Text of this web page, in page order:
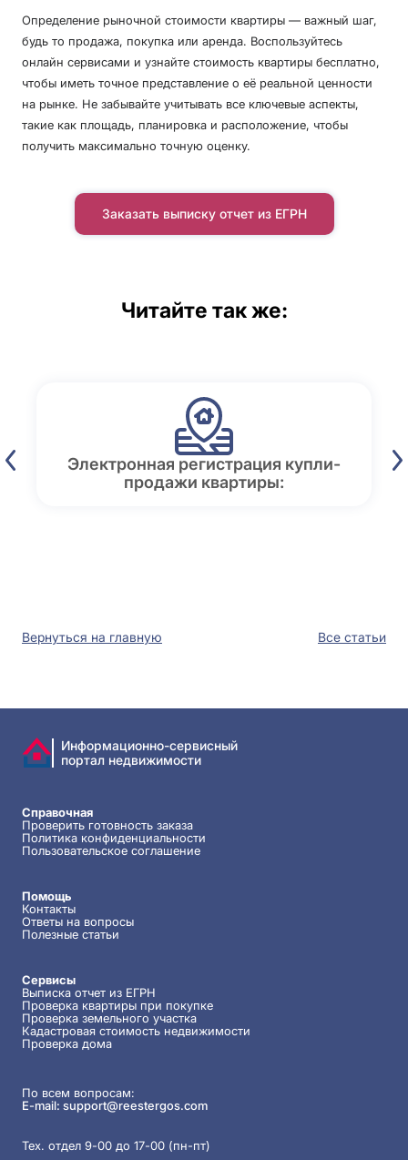
Определение рыночной стоимости квартиры — важный шаг,
будь то продажа, покупка или аренда. Воспользуйтесь
онлайн сервисами и узнайте стоимость квартиры бесплатно,
чтобы иметь точное представление о её реальной ценности
на рынке. Не забывайте учитывать все ключевые аспекты,
такие как площадь, планировка и расположение, чтобы
получить максимально точную оценку.
Заказать выписку отчет из ЕГРН
Читайте так же:
Электронная регистрация купли-
продажи квартиры:
Вернуться на главную Все статьи
Информационно-сервисный
портал недвижимости
Справочная
Проверить готовность заказа
Политика конфиденциальности
Пользовательское соглашение
Помощь
Контакты
Ответы на вопросы
Полезные статьи
Сервисы
Выписка отчет из ЕГРН
Проверка квартиры при покупке
Проверка земельного участка
Кадастровая стоимость недвижимости
Проверка дома
По всем вопросам:
E-mail: support@reestergos.com
Тех. отдел 9-00 до 17-00 (пн-пт)